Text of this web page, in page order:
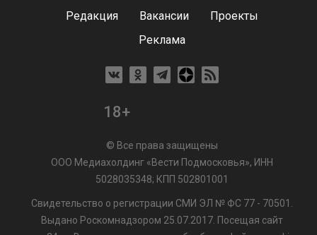
Редакция Вакансии
Проекты
Реклама
18+
© Все права защищены
ООО Медиахолдинг «Вести Подмосковья», ИНН
5028035348; КПП 502801001
Свидетельство о регистрации СМИ ЭЛ № ФС 77 - 70501.
Выдано Роскомнадзором 25.07.2017. Посещая сайт